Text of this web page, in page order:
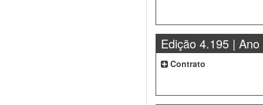
Edição 4.195 | Ano
Contrato